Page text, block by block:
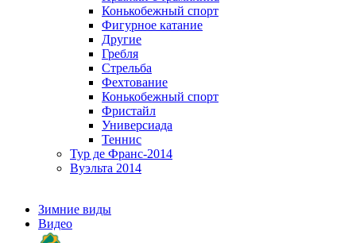
Конькобежный спорт
Фигурное катание
Другие
Гребля
Стрельба
Фехтование
Конькобежный спорт
Фристайл
Универсиада
Теннис
Тур де Франс-2014
Вуэльта 2014
Зимние виды
Видео